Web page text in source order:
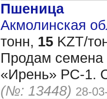
Пшеница
Акмолинская
тонн, 15 KZT/
Продам
«Ирень» РС-1.
(№: 13448) 28-